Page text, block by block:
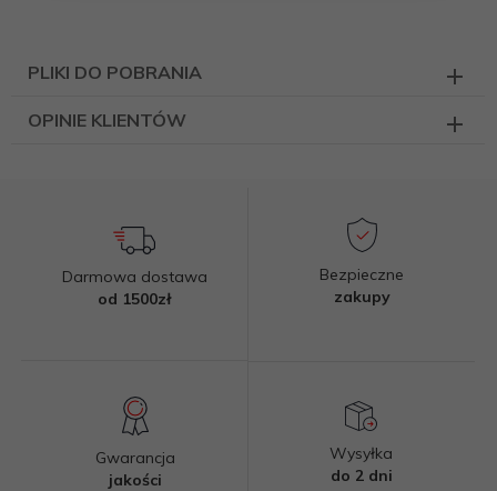
PLIKI DO POBRANIA
OPINIE KLIENTÓW
Darmowa dostawa
od 1500zł
Bezpieczne
zakupy
Gwarancja
jakości
Wysyłka
do 2 dni